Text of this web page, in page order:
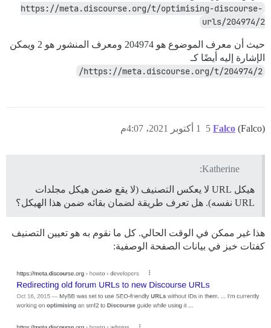
https://meta.discourse.org/t/optimising-discourse-
urls/204974/2
حيث أن معرف الموضوع هو 204974 ومعرف المنشور هو 2 ويمكن
الإشارة إليه أيضًا كـ
https://meta.discourse.org/t/204974/2/
Falco (Falco) 1 أكتوبر 2021، 4:07م 5
Katherine:
هيكل URL لا يعكس التصنيف (لا يقع ضمن هيكل مجلدات
URL نفسه). هل تعرف طريقة لضمان بقائه ضمن هذا الهيكل؟
هذا غير ممكن في الوقت الحالي. كل ما نقوم به هو تعيين التصنيف
كفتات خبز في بيانات الصفحة الوصفية: